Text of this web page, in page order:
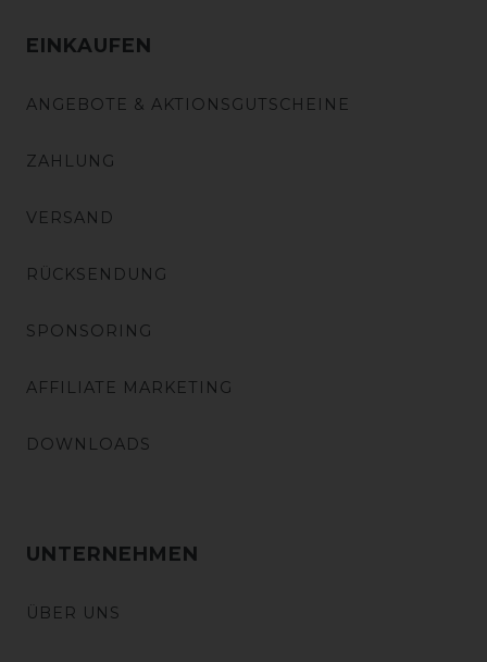
EINKAUFEN
ANGEBOTE & AKTIONSGUTSCHEINE
ZAHLUNG
VERSAND
RÜCKSENDUNG
SPONSORING
AFFILIATE MARKETING
DOWNLOADS
UNTERNEHMEN
ÜBER UNS